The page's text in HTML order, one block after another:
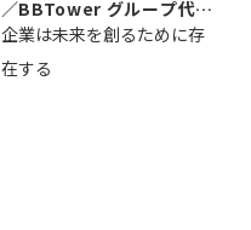
／BBTower グループ代表
藤...
企業は未来を創るために存
在する